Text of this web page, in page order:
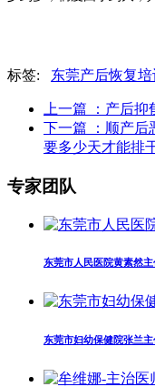
标签: 东莞产后恢复培
上一篇
：产后
下一篇
：顺产
要多少天才能排
专家团队
东莞市人民医院黄素然主
东莞市妇幼保健院张兰主